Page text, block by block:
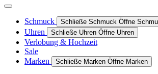
Schmuck Schließe Schmuck Öffne
Uhren Schließe Uhren Öffne Uhren
Verlobung & Hochzeit
Sale
Marken
Schließe Marken Öffne Marken